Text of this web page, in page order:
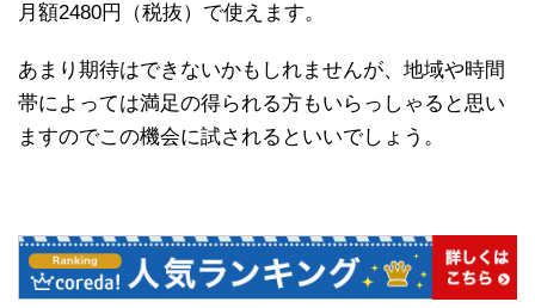
月額2480円（税抜）で使えます。
あまり期待はできないかもしれませんが、地域や時間
帯によっては満足の得られる方もいらっしゃると思い
ますのでこの機会に試されるといいでしょう。